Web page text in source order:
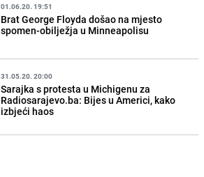
01.06.20. 19:51
Brat George Floyda došao na mjesto
spomen-obilježja u Minneapolisu
31.05.20. 20:00
Sarajka s protesta u Michigenu za
Radiosarajevo.ba: Bijes u Americi, kako
izbjeći haos